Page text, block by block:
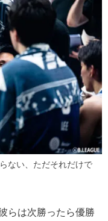
ない、ただそれだけで
らは次勝ったら優勝